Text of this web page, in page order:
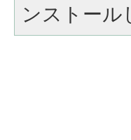
ンストール